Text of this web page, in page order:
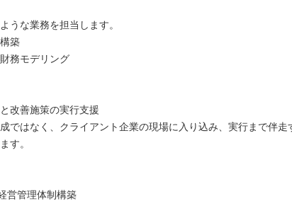
うな業務を担当します。
築
務モデリング
改善施策の実行支援
ではなく、クライアント企業の現場に入り込み、実行まで伴走
す。
営管理体制構築